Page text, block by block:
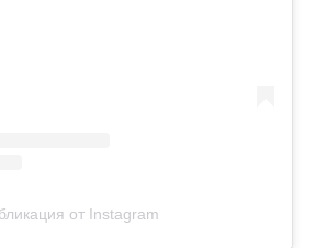
от Instagram